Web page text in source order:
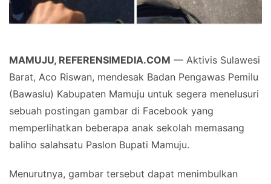
MAMUJU, REFERENSIMEDIA.COM — Aktivis Sulawesi
Barat, Aco Riswan, mendesak Badan Pengawas Pemilu
(Bawaslu) Kabupaten Mamuju untuk segera menelusuri
sebuah postingan gambar di Facebook yang
memperlihatkan beberapa anak sekolah memasang
baliho salahsatu Paslon Bupati Mamuju.
Menurutnya, gambar tersebut dapat menimbulkan